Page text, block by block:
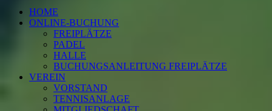
HOME
ONLINE-BUCHUNG
FREIPLÄTZE
PADEL
HALLE
BUCHUNGSANLEITUNG FREIPLÄTZE
VEREIN
VORSTAND
TENNISANLAGE